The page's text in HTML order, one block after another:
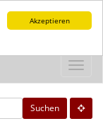
Akzeptieren
Suchen